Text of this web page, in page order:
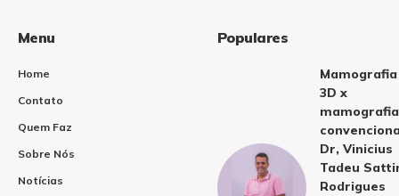
Menu
Home
Contato
Quem Faz
Sobre Nós
Notícias
Populares
Mamografia
3D x
mamografia
Dr, Vinicius
Tadeu
Rodrigues